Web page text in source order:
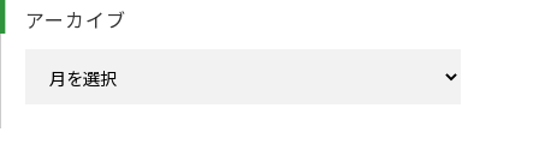
アーカイブ